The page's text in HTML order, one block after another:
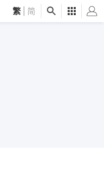
繁 简